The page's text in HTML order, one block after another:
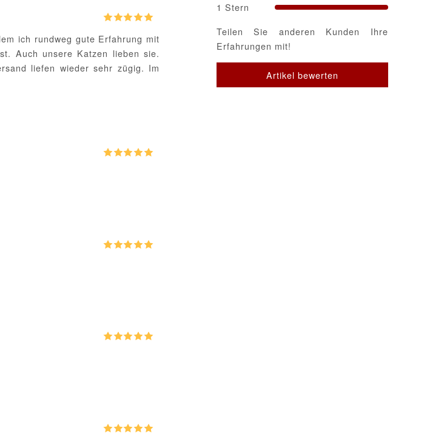
1 Stern
Teilen Sie anderen Kunden Ihre
Erfahrungen mit!
ich rundweg gute Erfahrung mit
Auch unsere Katzen lieben sie.
liefen wieder sehr zügig. Im